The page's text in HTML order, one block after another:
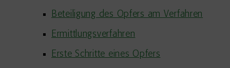
Beteiligung des Opfers am Verfahren
Ermittlungsverfahren
Erste Schritte eines Opfers